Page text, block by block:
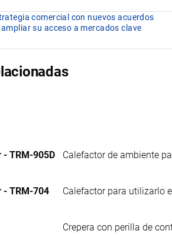
comercial con nuevos acuerdos
su acceso a mercados clave
- TRM-905D Calefactor de ambiente
- TRM-704 Calefactor para utilizarlo
Crepera con perilla de